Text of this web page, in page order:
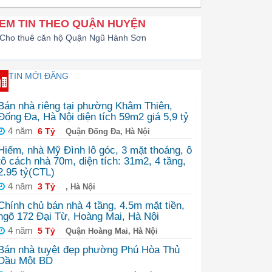
TIN THEO QUẬN HUYỆN
Cho thuê căn hộ Quận Ngũ Hành Sơn
TIN MỚI ĐĂNG
nhà riêng tại phường Khâm Thiên,
Đa, Hà Nội diện tích 59m2 giá 5,9 tỷ
4 năm 6 Tỷ Quận Đống Đa, Hà Nội
nhà Mỹ Đình lô góc, 3 mặt thoáng, ô
cách nhà 70m, diện tích: 31m2, 4 tầng,
tỷ(CTL)
4 năm 3 Tỷ , Hà Nội
chủ bán nhà 4 tầng, 4.5m mặt tiền,
172 Đại Từ, Hoàng Mai, Hà Nội
4 năm 5 Tỷ Quận Hoàng Mai, Hà Nội
nhà tuyệt đẹp phường Phú Hòa Thủ
Một BD